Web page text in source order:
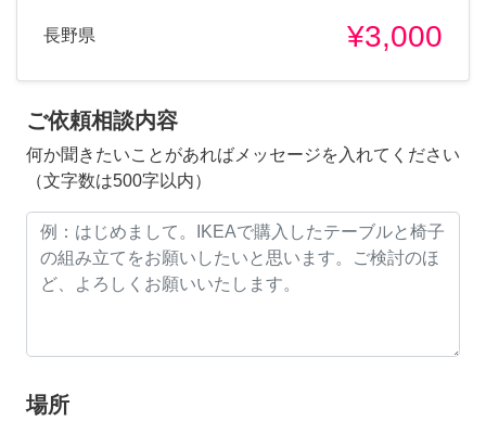
長野県 ¥3,000
ご依頼相談内容
何か聞きたいことがあればメッセージを入れてください
（文字数は500字以内）
場所